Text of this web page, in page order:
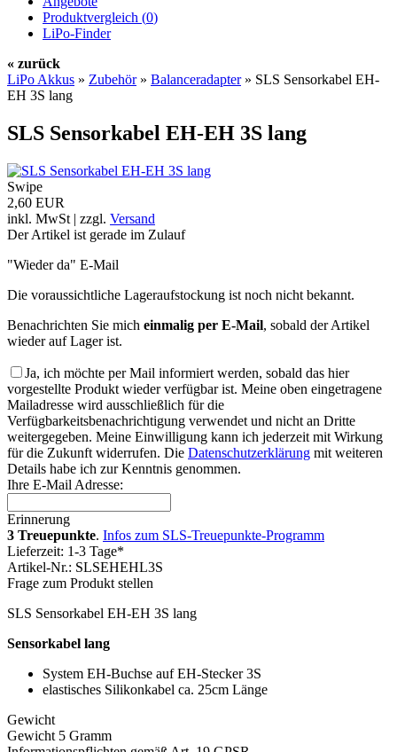
Produktvergleich (0)
LiPo-Finder
« zurück
LiPo Akkus » Zubehör» Balanceradapter» SLS Sensorkabel EH-
EH 3S lang
SLS Sensorkabel EH-EH 3S lang
Swipe
2,60 EUR
inkl. MwSt | zzgl. Versand
Der Artikel ist gerade im Zulauf
"Wieder da" E-Mail
Die voraussichtliche Lageraufstockung ist noch nicht bekannt.
Benachrichten Sie mich einmalig per E-Mail, sobald der Artikel
wieder auf Lager ist.
Ja, ich möchte per Mail informiert werden, sobald das hier
vorgestellte Produkt wieder verfügbar ist. Meine oben eingetragene
Mailadresse wird ausschließlich für die
Verfügbarkeitsbenachrichtigung verwendet und nicht an Dritte
weitergegeben. Meine Einwilligung kann ich jederzeit mit Wirkung
für die Zukunft widerrufen. Die Datenschutzerklärung mit weiteren
Details habe ich zur Kenntnis genommen.
Ihre E-Mail Adresse:
Erinnerung
3 Treuepunkte. Infos zum SLS-Treuepunkte-Programm
Lieferzeit: 1-3 Tage*
Artikel-Nr.: SLSEHEHL3S
Frage zum Produkt stellen
SLS Sensorkabel EH-EH 3S lang
Sensorkabel lang
System EH-Buchse auf EH-Stecker 3S
elastisches Silikonkabel ca. 25cm Länge
Gewicht
Gewicht 5 Gramm